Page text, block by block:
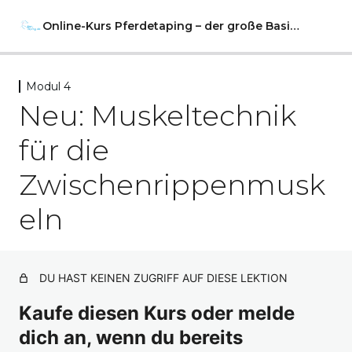
Online-Kurs Pferdetaping – der große Basiskurs
Vorwort
2 Lektionen
Modul 1
10 Lektionen, 1 Test
Modul 2
11 Lektionen, 1 Test
Modul 3
9 Lektionen
Muskeltechnik für den Arm-Kopfmuskel
Ligamenttechnik – Das „Schmerzkreuz“
Modul 4
Neu: Muskeltechnik
für die
Zwischenrippenmusk
eln
DU HAST KEINEN ZUGRIFF AUF DIESE LEKTION
Kaufe diesen Kurs oder melde
dich an, wenn du bereits